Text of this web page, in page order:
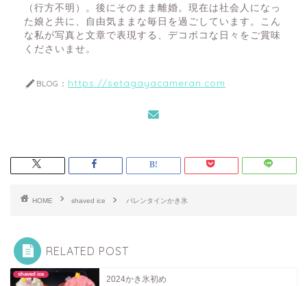
（行方不明）。後にそのまま離婚。現在は社会人になっ
た娘と共に、自由気ままな毎日を過ごしています。こん
な私が写真と文章で表現する、デコボコな日々をご賞味
くださいませ。
BLOG： https://setagayacameran.com
HOME shaved ice バレンタインかき氷
RELATED POST
shaved ice
2024かき氷初め